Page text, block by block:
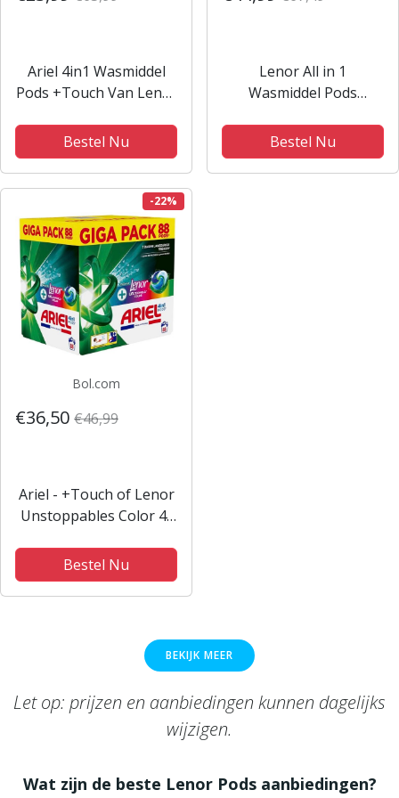
Ariel 4in1 Wasmiddel
Pods +Touch Van Lenor
x 15 Wasbeurten
Bestel Nu
Lenor All in 1
Wasmiddel Pods
Boeket - 2x52
Wasbeurten -
Voordeelverpakking
Bestel Nu
-22%
Bol.com
€36,50 €46,99
Ariel - +Touch of Lenor
Unstoppables Color 4-
Wasbeurten
Bestel Nu
BEKIJK MEER
Let op: prijzen en aanbiedingen kunnen dagelijks
wijzigen.
Wat zijn de beste Lenor Pods aanbiedingen?